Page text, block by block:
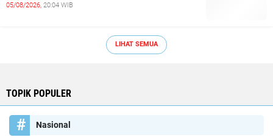
05/08/2026, 20:04 WIB
LIHAT SEMUA
TOPIK POPULER
Nasional